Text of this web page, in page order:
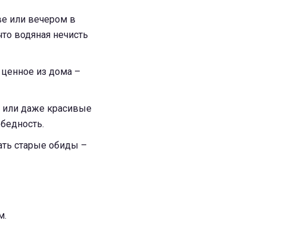
или вечером в
водяная нечисть
ценное из дома –
или даже красивые
старые обиды –